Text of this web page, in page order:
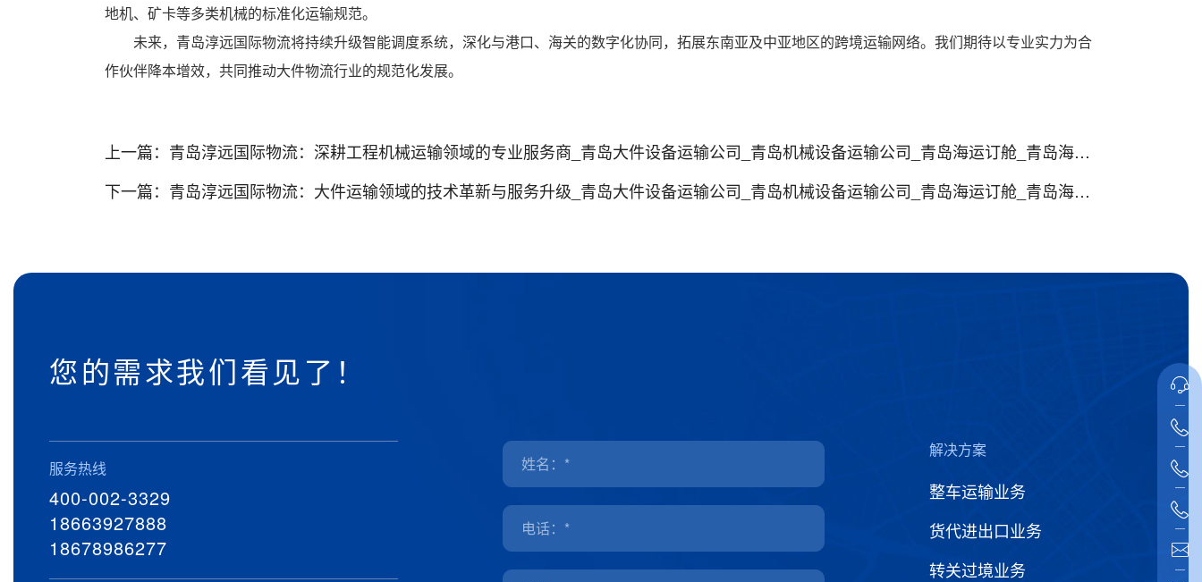
地机、矿卡等多类机械的标准化运输规范。
未来，青岛淳远国际物流将持续升级智能调度系统，深化与港口、海关的数字化协同，拓展东南亚及中亚地区的跨境运输网络。我们期待以专业实力为合
作伙伴降本增效，共同推动大件物流行业的规范化发展。
上一篇： 青岛淳远国际物流：深耕工程机械运输领域的专业服务商_青岛大件设备运输公司_青岛机械设备运输公司_青岛海运订舱_青岛海运代理
下一篇： 青岛淳远国际物流：大件运输领域的技术革新与服务升级_青岛大件设备运输公司_青岛机械设备运输公司_青岛海运订舱_青岛海运代理
您的需求我们看见了！
服务热线
400-002-3329
18663927888
18678986277
解决方案
整车运输业务
货代进出口业务
转关过境业务